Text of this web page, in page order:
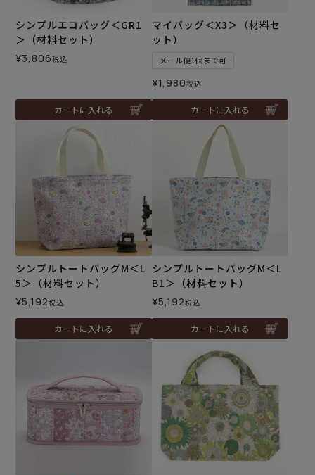
シンプルエコバッグ＜GR1
＞（材料セット）
¥3,806税込
カートに入れる
マイバッグ＜X3＞（材料セ
ット）
メール便1個まで可
¥1,980税込
カートに入れる
シンプルトートバッグM＜L
5＞（材料セット）
¥5,192税込
カートに入れる
シンプルトートバッグM＜L
B1＞（材料セット）
¥5,192税込
カートに入れる